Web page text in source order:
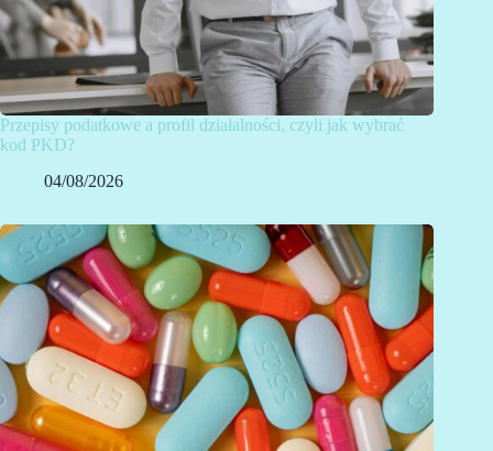
Przepisy podatkowe a profil działalności, czyli jak wybrać
kod PKD?
04/08/2026